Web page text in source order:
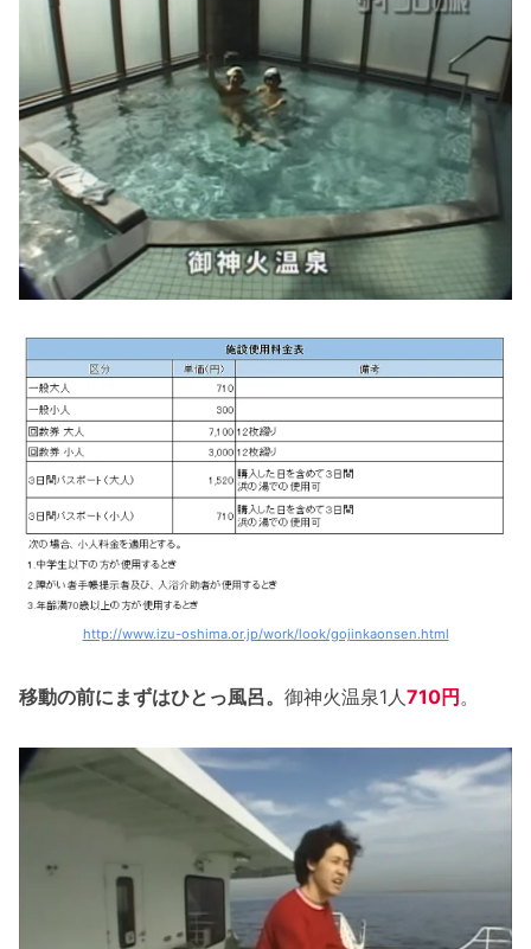
http://www.izu-oshima.or.jp/work/look/gojinkaonsen.html
移動の前にまずはひとっ風呂。 御神火温泉1人710円 。